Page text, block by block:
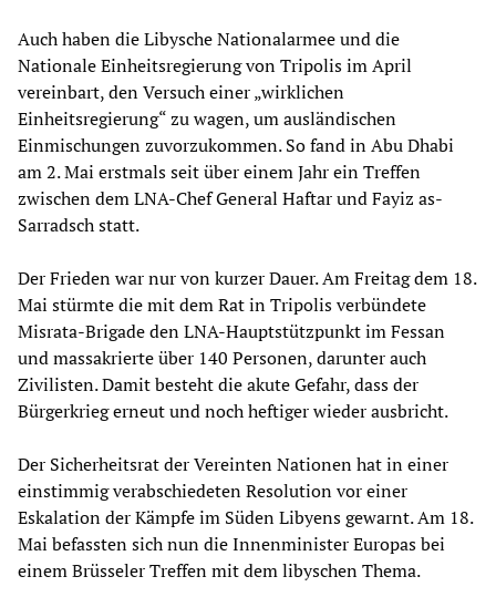
Auch haben die Libysche Nationalarmee und die
Nationale Einheitsregierung von Tripolis im April
vereinbart, den Versuch einer „wirklichen
Einheitsregierung“ zu wagen, um ausländischen
Einmischungen zuvorzukommen. So fand in Abu Dhabi
am 2. Mai erstmals seit über einem Jahr ein Treffen
zwischen dem LNA-Chef General Haftar und Fayiz as-
Sarradsch statt.
Der Frieden war nur von kurzer Dauer. Am Freitag dem 18.
Mai stürmte die mit dem Rat in Tripolis verbündete
Misrata-Brigade den LNA-Hauptstützpunkt im Fessan
und massakrierte über 140 Personen, darunter auch
Zivilisten. Damit besteht die akute Gefahr, dass der
Bürgerkrieg erneut und noch heftiger wieder ausbricht.
Der Sicherheitsrat der Vereinten Nationen hat in einer
einstimmig verabschiedeten Resolution vor einer
Eskalation der Kämpfe im Süden Libyens gewarnt. Am 18.
Mai befassten sich nun die Innenminister Europas bei
einem Brüsseler Treffen mit dem libyschen Thema.